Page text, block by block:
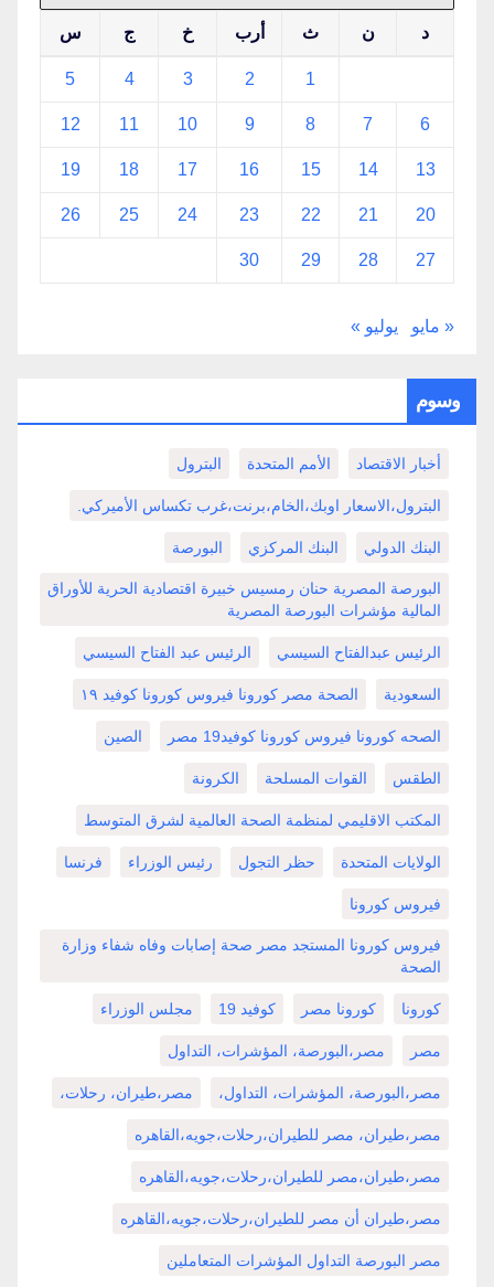
د ن ث أرب خ ج س
1
2
3
4
5
6
7
8
9
10
11
12
13
14
15
16
17
18
19
20
21
22
23
24
25
26
27
28
29
30
« مايو يوليو »
وسوم
أخبار الاقتصاد الأمم المتحدة البترول
البترول،الاسعار اوبك،الخام،برنت،غرب تكساس الأميركي.
البنك الدولي البنك المركزي البورصة
البورصة المصرية حنان رمسيس خبيرة اقتصادية الحرية للأوراق
المالية مؤشرات البورصة المصرية
الرئيس عبدالفتاح السيسي الرئيس عبد الفتاح السيسي
السعودية الصحة مصر كورونا فيروس كورونا كوفيد ١٩
الصحه كورونا فيروس كورونا كوفيد19 مصر الصين
الطقس القوات المسلحة الكرونة
المكتب الاقليمي لمنظمة الصحة العالمية لشرق المتوسط
الولايات المتحدة حظر التجول رئيس الوزراء فرنسا
فيروس كورونا
فيروس كورونا المستجد مصر صحة إصابات وفاه شفاء وزارة
الصحة
كورونا كورونا مصر كوفيد 19 مجلس الوزراء
مصر مصر،البورصة، المؤشرات، التداول
مصر،البورصة، المؤشرات، التداول، مصر،طيران، رحلات،
مصر،طيران، مصر للطيران،رحلات،جويه،القاهره
مصر،طيران،مصر للطيران،رحلات،جويه،القاهره
مصر،طيران أن مصر للطيران،رحلات،جويه،القاهره
مصر البورصة التداول المؤشرات المتعاملين